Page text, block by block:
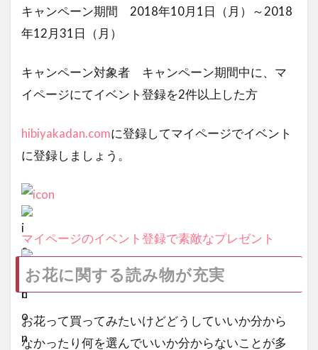
キャンペーン期間 2018年10月1日（月）～2018
年12月31日（月）
キャンペーン対象者 キャンペーン期間中に、マ
イページにてイベント登録を2件以上した方
hibiyakadan.comに登録してマイページでイベント
に登録しましょう。
マイページのイベント登録で素敵なプレゼント
お花に関する読み物が充実
お花って買ってみたいけどどうしていいか分から
なかったり何を選んでいいか分からないことが多